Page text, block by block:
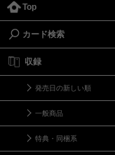
Top
カード検索
収録
発売日の新しい順
一般商品
特典・同梱系